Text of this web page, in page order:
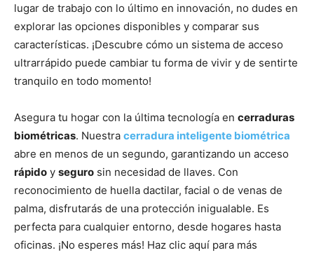
lugar de trabajo con lo último en innovación, no dudes en
explorar las opciones disponibles y comparar sus
características. ¡Descubre cómo un sistema de acceso
ultrarrápido puede cambiar tu forma de vivir y de sentirte
tranquilo en todo momento!
Asegura tu hogar con la última tecnología en cerraduras
biométricas. Nuestra cerradura inteligente biométrica
abre en menos de un segundo, garantizando un acceso
rápido y seguro sin necesidad de llaves. Con
reconocimiento de huella dactilar, facial o de venas de
palma, disfrutarás de una protección inigualable. Es
perfecta para cualquier entorno, desde hogares hasta
oficinas. ¡No esperes más! Haz clic aquí para más